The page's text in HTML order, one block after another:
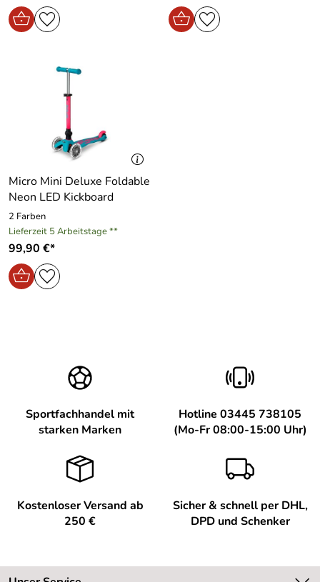
Micro Mini Deluxe Foldable
Neon LED Kickboard
2 Farben
Lieferzeit 5 Arbeitstage **
99,90 €*
Sportfachhandel mit
starken Marken
Hotline 03445 738105
(Mo-Fr 08:00-15:00 Uhr)
Kostenloser Versand ab
250 €
Sicher & schnell per DHL,
DPD und Schenker